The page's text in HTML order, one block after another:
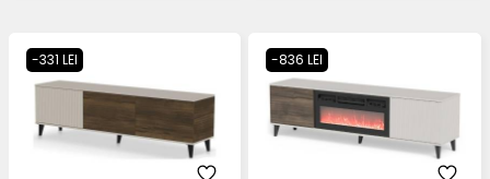
-331 LEI -836 LEI